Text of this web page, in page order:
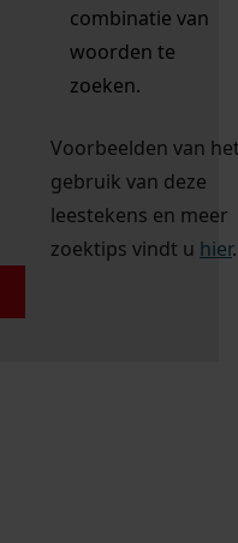
combinatie van
woorden te
zoeken.
Voorbeelden van
gebruik van deze
leestekens en meer
zoektips vindt u hier.